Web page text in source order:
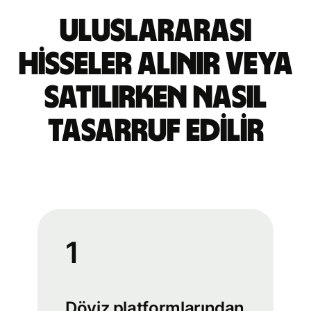
Uluslararası
hisseler alınır veya
satılırken nasıl
tasarruf edilir
1